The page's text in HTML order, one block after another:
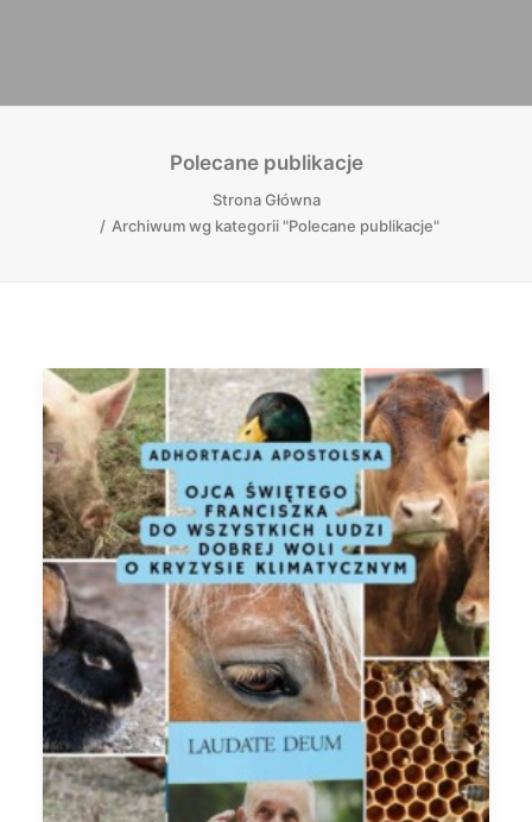
Polecane publikacje
Strona Główna
Archiwum wg kategorii "Polecane publikacje"